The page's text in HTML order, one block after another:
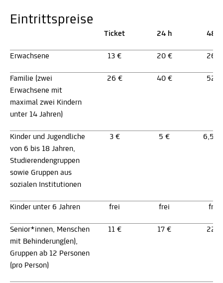
Eintrittspreise
Ticket 24 h 48 h
Erwachsene 13 € 20 € 26 €
Familie (zwei
Erwachsene mit
maximal zwei Kindern
unter 14 Jahren)
26 € 40 € 52 €
Kinder und Jugendliche
von 6 bis 18 Jahren,
Studierendengruppen
sowie Gruppen aus
sozialen Institutionen
3 € 5 € 6,50
Kinder unter 6 Jahren frei frei frei
Senior*innen, Menschen
mit Behinderung(en),
Gruppen ab 12 Personen
(pro Person)
11 € 17 € 22 €